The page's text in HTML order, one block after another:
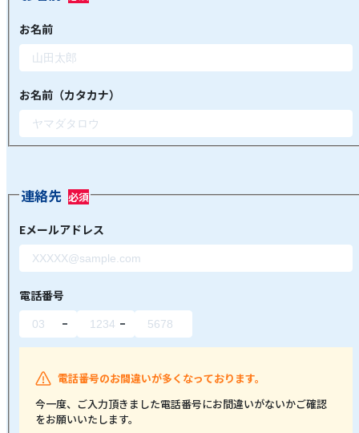
お名前
お名前（カタカナ）
連絡先
Eメールアドレス
電話番号
電話番号のお間違いが多くなっております。
今一度、ご入力頂きました電話番号にお間違いがないかご確認
をお願いいたします。